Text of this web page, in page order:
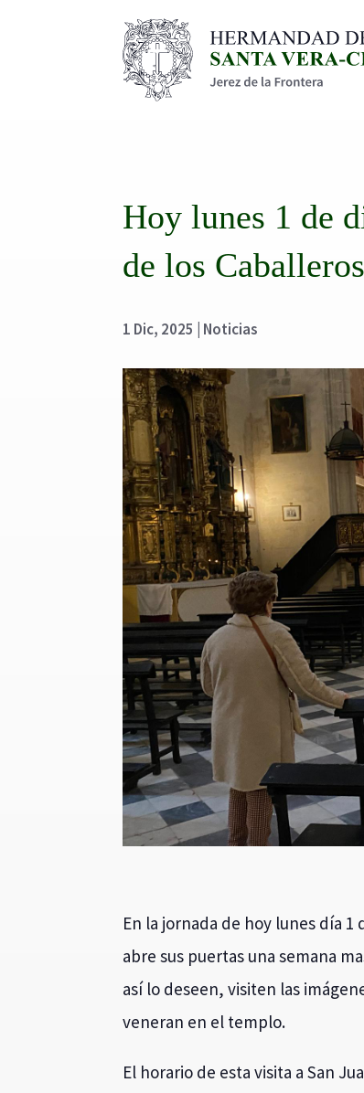
Hoy lunes 1 de
de los Caballeros
1 Dic, 2025 Noticias
En la jornada de hoy lunes día
abre sus puertas una semana
así lo deseen, visiten las
veneran en el templo.
El horario de esta visita a San